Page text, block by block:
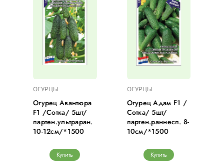
ОГУРЦЫ
Огурец Авантюра
F1 /Сотка/ 5шт/
партен.ультраран.
10-12см/*1500
Купить
ОГУРЦЫ
Огурец Адам F1 /
Сотка/ 5шт/
партен.раннесп. 8-
10см/*1500
Купить